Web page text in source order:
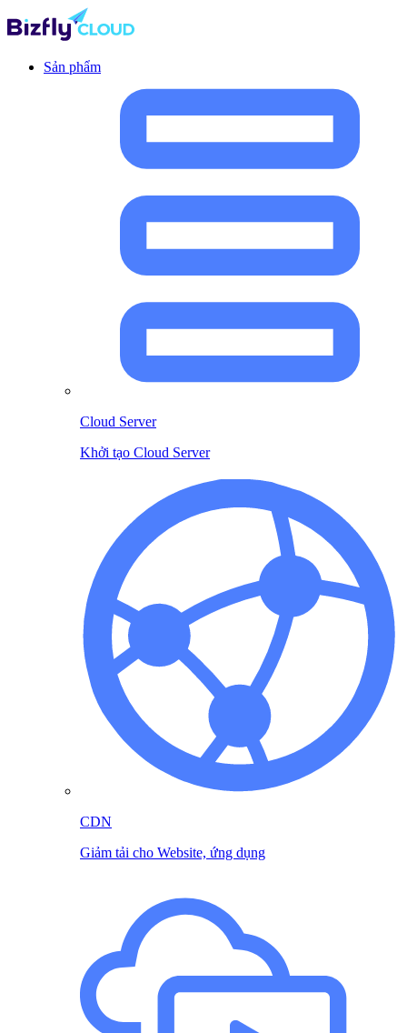
Sản phẩm
Cloud Server
Khởi tạo Cloud Server
CDN
Giảm tải cho Website, ứng dụng